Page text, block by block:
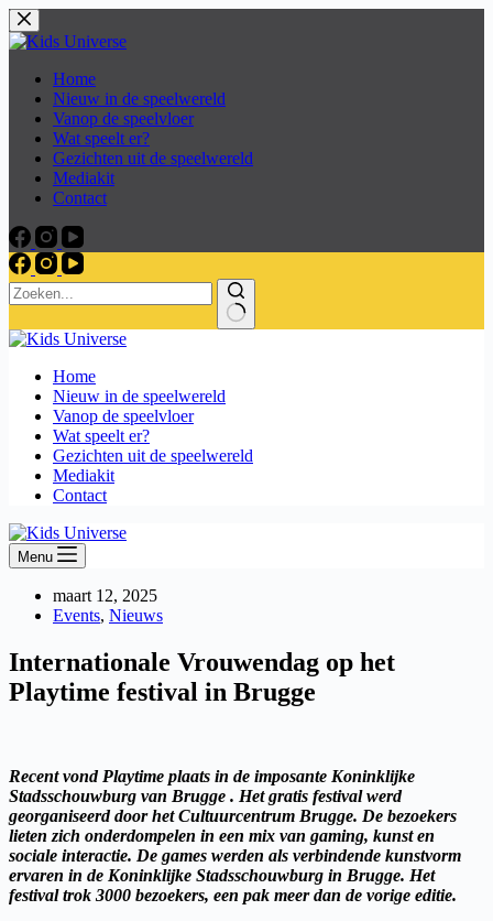
Skip
to
Home
Nieuw in de speelwereld
Vanop de speelvloer
Wat speelt er?
Gezichten uit de speelwereld
Mediakit
Contact
Home
Nieuw in de speelwereld
Vanop de speelvloer
Wat speelt er?
Gezichten uit de speelwereld
Mediakit
Contact
Menu
maart 12, 2025
Events, Nieuws
Internationale Vrouwendag op het
Playtime festival in Brugge
Recent vond Playtime plaats in de imposante Koninklijke
Stadsschouwburg van Brugge . Het gratis festival werd
georganiseerd door het Cultuurcentrum Brugge. De bezoekers
lieten zich onderdompelen in een mix van gaming, kunst en
sociale interactie. De games werden als verbindende kunstvorm
ervaren in de Koninklijke Stadsschouwburg in Brugge. Het
festival trok 3000 bezoekers, een pak meer dan de vorige editie.